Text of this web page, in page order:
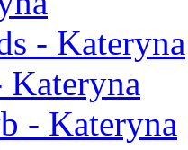
- Kateryna
Kateryna
- Kateryna